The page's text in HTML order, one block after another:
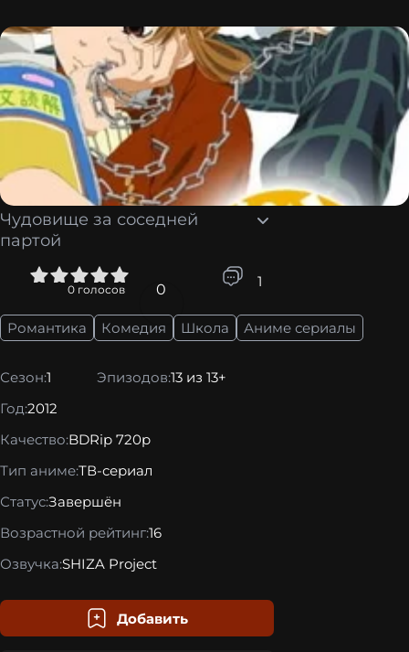
Чудовище за соседней
партой
0голосов 0 1
Романтика Комедия Школа Аниме сериалы
Сезон:1 Эпизодов:13 из 13+
Год:2012
Качество:BDRip 720p
Тип аниме:ТВ-сериал
Статус:Завершён
Возрастной рейтинг:16
Озвучка:SHIZA Project
Добавить